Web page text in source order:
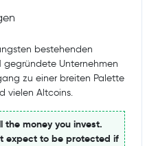
bestehenden
gegründete Unternehmen
zu einer breiten Palette
vielen Altcoins.
the money you invest.
expect to be protected if